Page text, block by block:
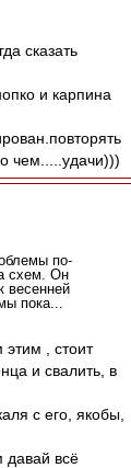
сказать
и карпина
чем.....удачи)))
по-
схем. Он
весенней
пока...
, стоит
и свалить, в
с его, якобы,
давай всё